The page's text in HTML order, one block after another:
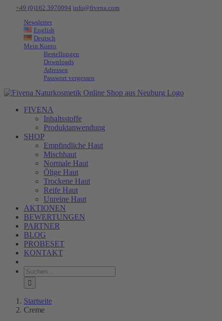
Zum
springen
+49 (0)162 3970094 info@fivena.com
Newsletter
English
Deutsch
Mein Konto
Bestellungen
Downloads
Adressen
Passwort vergessen
FIVENA
Inhaltsstoffe
Produktanwendung
SHOP
Empfindliche Haut
Mischhaut
Normale Haut
Ölige Haut
Trockene Haut
Reife Haut
Unreine Haut
AKTIONEN
BEWERTUNGEN
PARTNER
BLOG
PROBESET
KONTAKT
Suche
nach:
Startseite
Creme